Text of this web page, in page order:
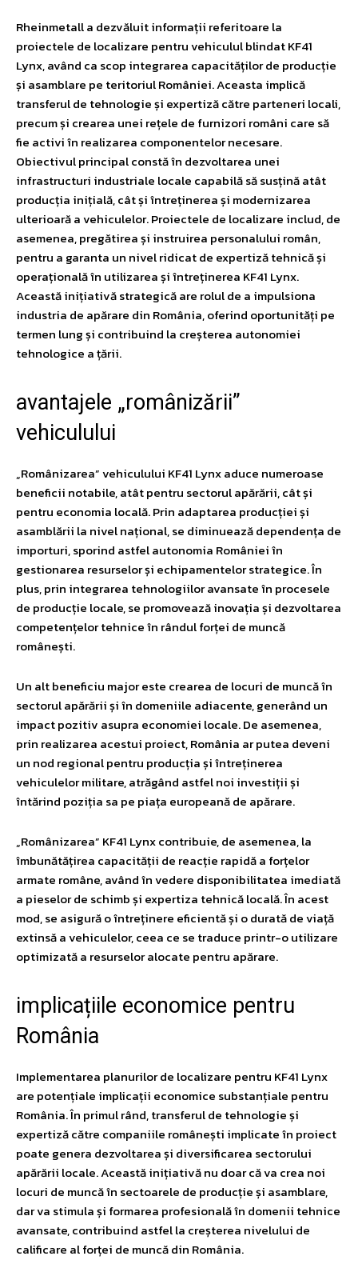
Rheinmetall a dezvăluit informații referitoare la
proiectele de localizare pentru vehiculul blindat KF41
Lynx, având ca scop integrarea capacităților de producție
și asamblare pe teritoriul României. Aceasta implică
transferul de tehnologie și expertiză către parteneri locali,
precum și crearea unei rețele de furnizori români care să
fie activi în realizarea componentelor necesare.
Obiectivul principal constă în dezvoltarea unei
infrastructuri industriale locale capabilă să susțină atât
producția inițială, cât și întreținerea și modernizarea
ulterioară a vehiculelor. Proiectele de localizare includ, de
asemenea, pregătirea și instruirea personalului român,
pentru a garanta un nivel ridicat de expertiză tehnică și
operațională în utilizarea și întreținerea KF41 Lynx.
Această inițiativă strategică are rolul de a impulsiona
industria de apărare din România, oferind oportunități pe
termen lung și contribuind la creșterea autonomiei
tehnologice a țării.
avantajele „românizării”
vehiculului
„Românizarea” vehiculului KF41 Lynx aduce numeroase
beneficii notabile, atât pentru sectorul apărării, cât și
pentru economia locală. Prin adaptarea producției și
asamblării la nivel național, se diminuează dependența de
importuri, sporind astfel autonomia României în
gestionarea resurselor și echipamentelor strategice. În
plus, prin integrarea tehnologiilor avansate în procesele
de producție locale, se promovează inovația și dezvoltarea
competențelor tehnice în rândul forței de muncă
românești.
Un alt beneficiu major este crearea de locuri de muncă în
sectorul apărării și în domeniile adiacente, generând un
impact pozitiv asupra economiei locale. De asemenea,
prin realizarea acestui proiect, România ar putea deveni
un nod regional pentru producția și întreținerea
vehiculelor militare, atrăgând astfel noi investiții și
întărind poziția sa pe piața europeană de apărare.
„Românizarea” KF41 Lynx contribuie, de asemenea, la
îmbunătățirea capacității de reacție rapidă a forțelor
armate române, având în vedere disponibilitatea imediată
a pieselor de schimb și expertiza tehnică locală. În acest
mod, se asigură o întreținere eficientă și o durată de viață
extinsă a vehiculelor, ceea ce se traduce printr-o utilizare
optimizată a resurselor alocate pentru apărare.
implicațiile economice pentru
România
Implementarea planurilor de localizare pentru KF41 Lynx
are potențiale implicații economice substanțiale pentru
România. În primul rând, transferul de tehnologie și
expertiză către companiile românești implicate în proiect
poate genera dezvoltarea și diversificarea sectorului
apărării locale. Această inițiativă nu doar că va crea noi
locuri de muncă în sectoarele de producție și asamblare,
dar va stimula și formarea profesională în domenii tehnice
avansate, contribuind astfel la creșterea nivelului de
calificare al forței de muncă din România.